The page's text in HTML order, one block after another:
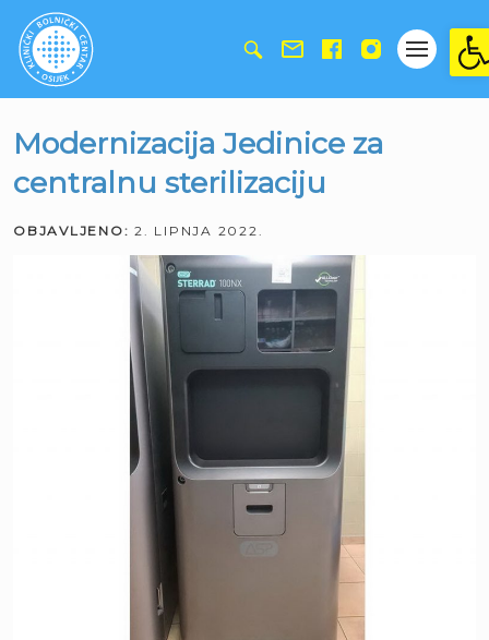
Modernizacija Jedinice za
centralnu sterilizaciju
OBJAVLJENO: 2. LIPNJA 2022.